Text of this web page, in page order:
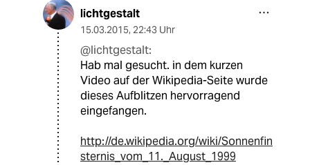
lichtgestalt
15.03.2015, 22:43 Uhr
@lichtgestalt:
Hab mal gesucht. in dem kurzen
Video auf der Wikipedia-Seite wurde
dieses Aufblitzen hervorragend
eingefangen.
http://de.wikipedia.org/wiki/Sonnenfin
sternis_vom_11._August_1999